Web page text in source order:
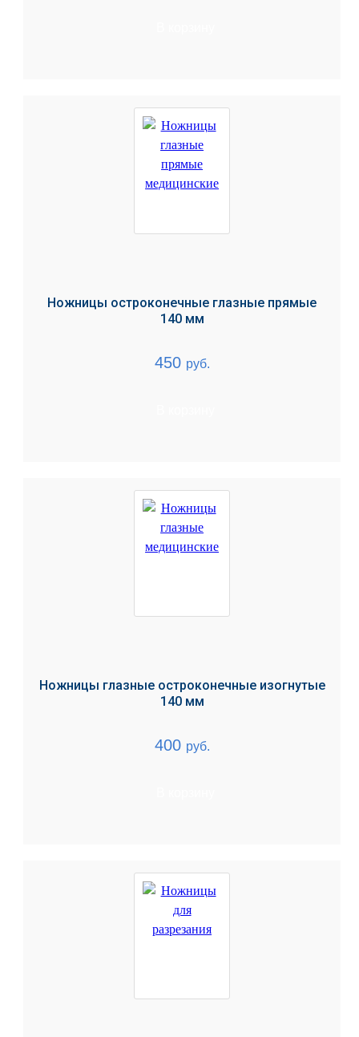
Ножницы остроконечные глазные прямые
140 мм
450 руб.
Ножницы глазные остроконечные изогнутые
140 мм
400 руб.